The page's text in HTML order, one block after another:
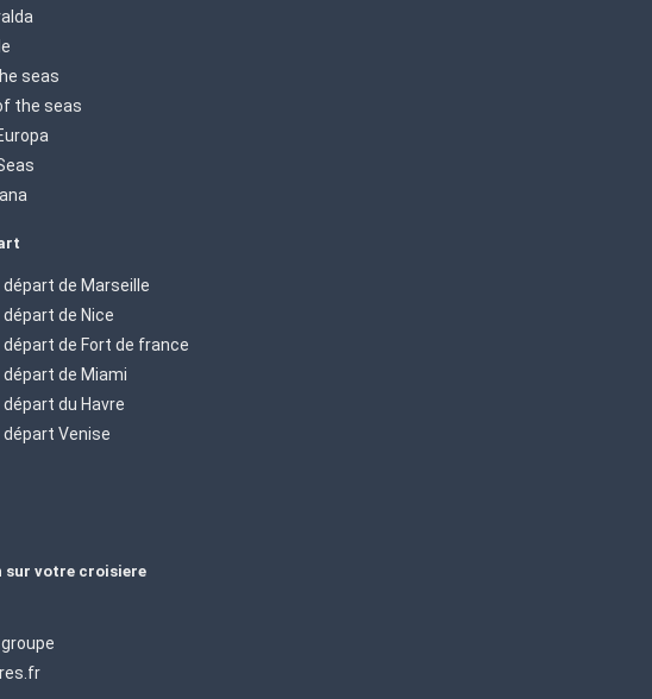
seas
the seas
départ de Marseille
de Nice
départ de Fort de france
départ de Miami
du Havre
départ Venise
sur votre croisiere